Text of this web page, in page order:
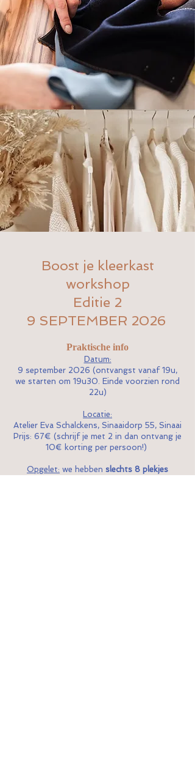
Boost je kleerkast
workshop
Editie 2
9 SEPTEMBER 2026
Praktische info
Datum:
9 september 2026 (ontvangst vanaf 19u,
we starten om 19u30. Einde voorzien rond
22u)
Locatie:
Atelier Eva Schalckens, Sinaaidorp 55, Sinaai
Prijs: 67€ (schrijf je met 2 in dan ontvang je
10€ korting per persoon!)
Opgelet: we hebben slechts 8 plekjes